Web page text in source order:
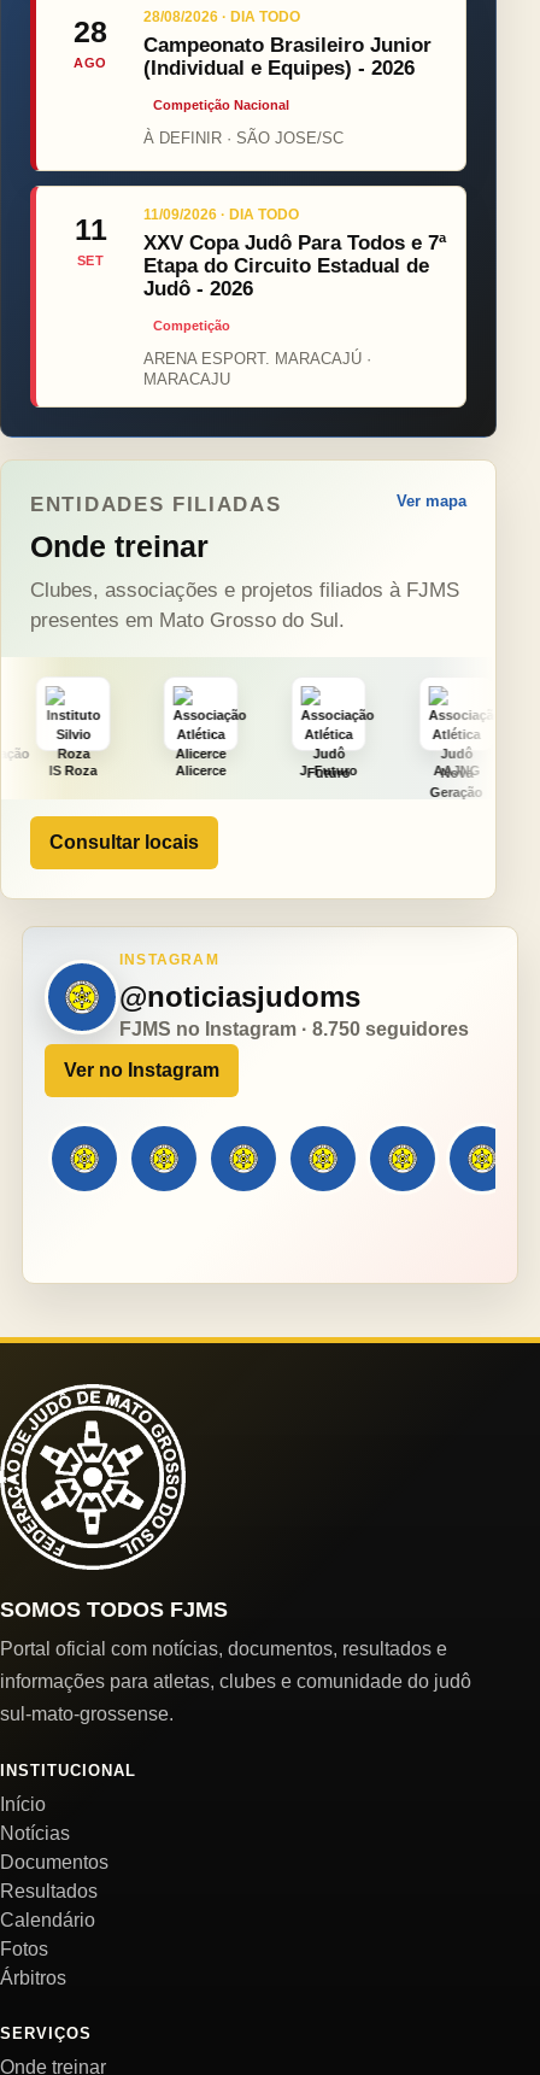
28
AGO
28/08/2026 · DIA TODO
Campeonato Brasileiro Junior
(Individual e Equipes) - 2026
Competição Nacional
À DEFINIR · SÃO JOSE/SC
11
SET
11/09/2026 · DIA TODO
XXV Copa Judô Para Todos e 7ª
Etapa do Circuito Estadual de
Judô - 2026
Competição
ARENA ESPORT. MARACAJÚ ·
MARACAJU
ENTIDADES FILIADAS
Onde treinar
Ver mapa
Clubes, associações e projetos filiados à FJMS
presentes em Mato Grosso do Sul.
Alicerce J. Futuro AAJNG TSURU
Consultar locais
INSTAGRAM
@noticiasjudoms
FJMS no Instagram · 8.750 seguidores
Ver no Instagram
SOMOS TODOS FJMS
Portal oficial com notícias, documentos, resultados e
informações para atletas, clubes e comunidade do judô
sul-mato-grossense.
INSTITUCIONAL
Início
Notícias
Documentos
Resultados
Calendário
Fotos
Árbitros
SERVIÇOS
Onde treinar